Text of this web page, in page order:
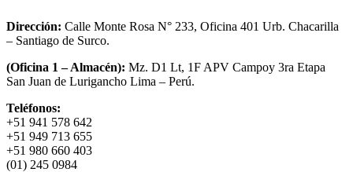
Dirección: Calle Monte Rosa N° 233, Oficina 401 Urb. Chacarilla
– Santiago de Surco.
(Oficina 1 – Almacén): Mz. D1 Lt, 1F APV Campoy 3ra Etapa
San Juan de Lurigancho Lima – Perú.
Teléfonos:
+51 941 578 642
+51 949 713 655
+51 980 660 403
(01) 245 0984